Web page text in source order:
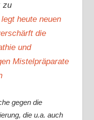
zu
heute neuen
die
und
Mistelpräparate
gegen die
die u.a. auch